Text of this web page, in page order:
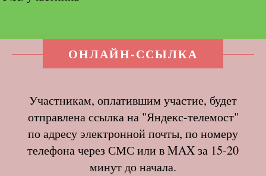
ОНЛАЙН-ССЫЛКА
Участникам, оплатившим участие, будет
отправлена ссылка на "Яндекс-телемост"
по адресу электронной почты, по номеру
телефона через СМС или в MAX за 15-20
минут до начала.